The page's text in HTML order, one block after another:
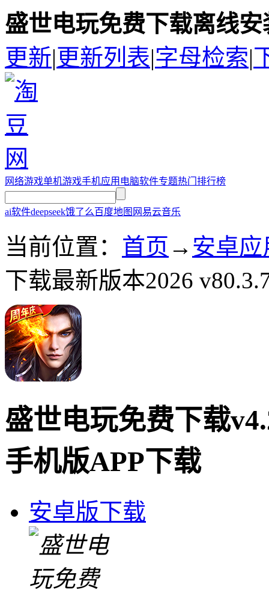
盛世电玩免费下载离线
更新|更新列表|字母检索|
网络游戏单机游戏手机应用 电脑软件专题热门排行榜
ai软件deepseek饿了么百度地图 网易云音乐
当前位置： 首页 → 安卓应
下载最新版本2026
盛世电玩免费下载
手机版APP下载
安卓版下载